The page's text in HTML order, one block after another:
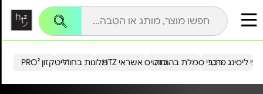
הייטקזון PRO²מלונות בחו"ל כרטיס אשראי HTZ ליסינג פרטירכבי סמלת בהנחה